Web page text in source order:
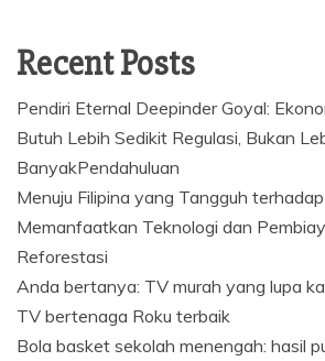
Recent Posts
Pendiri Eternal Deepinder Goyal:
Butuh Lebih Sedikit Regulasi, Bukan
BanyakPendahuluan
Menuju Filipina yang Tangguh terhadap
Memanfaatkan Teknologi dan
Reforestasi
Anda bertanya: TV murah yang lupa
TV bertenaga Roku terbaik
Bola basket sekolah menengah: hasil